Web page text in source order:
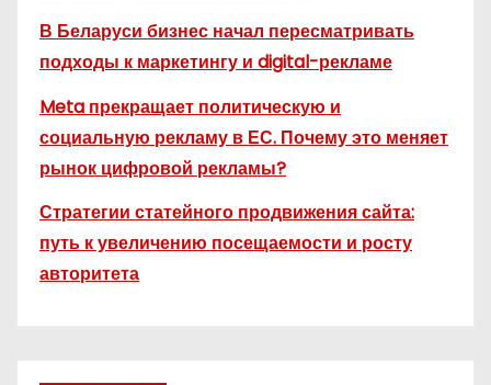
В Беларуси бизнес начал пересматривать
подходы к маркетингу и digital-рекламе
Meta прекращает политическую и
социальную рекламу в ЕС. Почему это меняет
рынок цифровой рекламы?
Стратегии статейного продвижения сайта:
путь к увеличению посещаемости и росту
авторитета